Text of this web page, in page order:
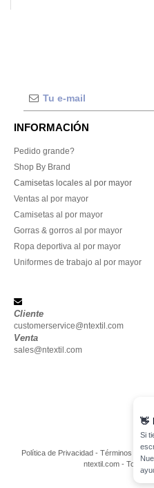
INFORMACIÓN
Pedido grande?
Shop By Brand
Camisetas locales al por mayor
Ventas al por mayor
Camisetas al por mayor
Gorras & gorros al por mayor
Ropa deportiva al por mayor
Uniformes de trabajo al por mayor
Cliente
customerservice@ntextil.com
Venta
sales@ntextil.com
Política de Privacidad - Términos y
ntextil.com - Todos
👋
Si